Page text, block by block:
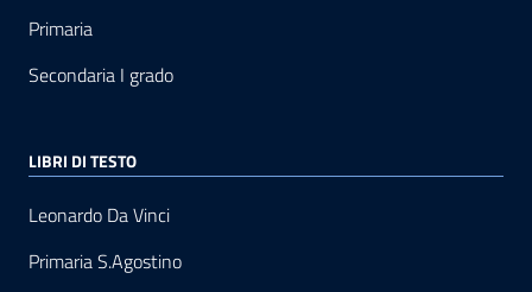
Primaria
Secondaria I grado
LIBRI DI TESTO
Leonardo Da Vinci
Primaria S.Agostino